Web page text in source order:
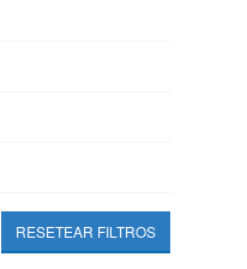
RESETEAR FILTROS